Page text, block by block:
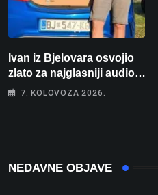
Ivan iz Bjelovara osvojio
zlato za najglasniji audio
sustav i srušio osobni
7. KOLOVOZA 2026.
NEDAVNE OBJAVE